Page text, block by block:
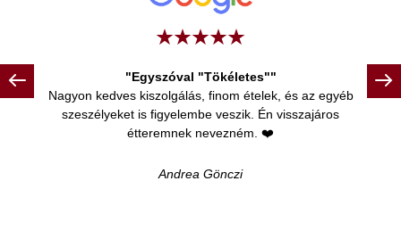
Egyszóval "Tökéletes"
Nagyon kedves kiszolgálás, finom ételek, és az egyéb
szeszélyeket is figyelembe veszik. Én visszajáros
étteremnek nevezném. ❤️
Andrea Gönczi